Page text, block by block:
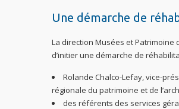
Une démarche de
La direction Musées et Patrimoine
d’initier une démarche de
Rolande Chalco-Lefay, vice-
régionale du patrimoine et de
des référents des services